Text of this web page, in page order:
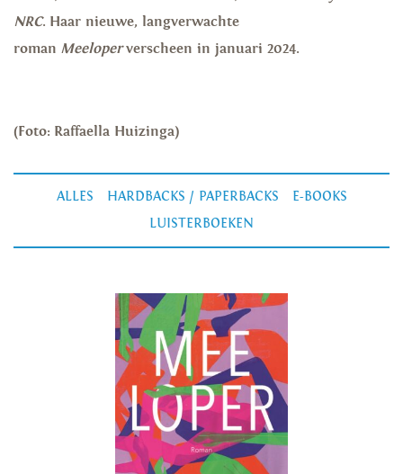
NRC. Haar nieuwe, langverwachte
roman Meeloperverscheen in januari 2024.
(Foto: Raffaella Huizinga)
ALLES HARDBACKS / PAPERBACKS
E-BOOKS
LUISTERBOEKEN